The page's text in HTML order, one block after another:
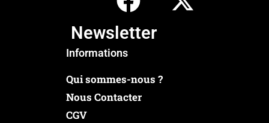
Newsletter
Informations
Qui sommes-nous ?
Nous Contacter
CGV